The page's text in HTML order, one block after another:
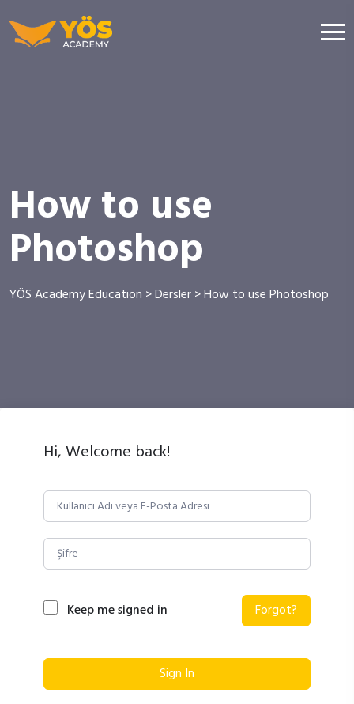
How to use
Photoshop
YÖS Academy Education >Dersler>How to use Photoshop
Hi, Welcome back!
Keep me signed in Forgot?
Sign In